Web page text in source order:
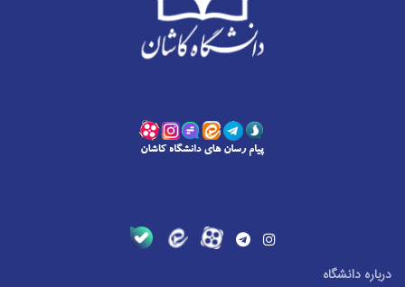
درباره دانشگاه